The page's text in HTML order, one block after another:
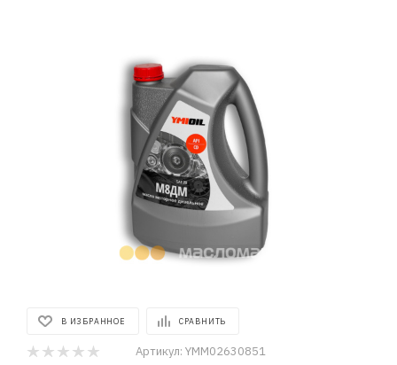
В ИЗБРАННОЕ СРАВНИТЬ
Артикул: YMM02630851